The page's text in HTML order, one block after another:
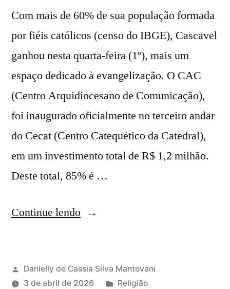
Com mais de 60% de sua população formada
por fiéis católicos (censo do IBGE), Cascavel
ganhou nesta quarta-feira (1º), mais um
espaço dedicado à evangelização. O CAC
(Centro Arquidiocesano de Comunicação),
foi inaugurado oficialmente no terceiro andar
do Cecat (Centro Catequético da Catedral),
em um investimento total de R$ 1,2 milhão.
Deste total, 85% é …
Continue lendo
Danielly de Cassia Silva Mantovani
3 de abril de 2026
Religião